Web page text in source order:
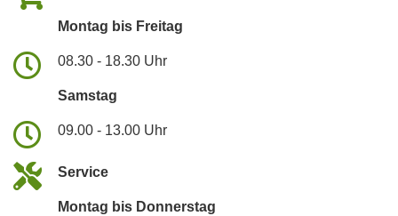
Montag bis Freitag
08.30 - 18.30 Uhr
Samstag
09.00 - 13.00 Uhr
Service
Montag bis Donnerstag